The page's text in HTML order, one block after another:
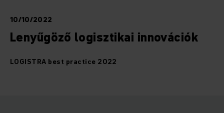
10/10/2022
Lenyűgöző logisztikai innovációk
LOGISTRA best practice 2022